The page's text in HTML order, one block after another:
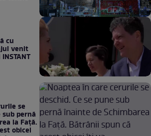
cu
venit
se
sub pernă
la Față.
obicei